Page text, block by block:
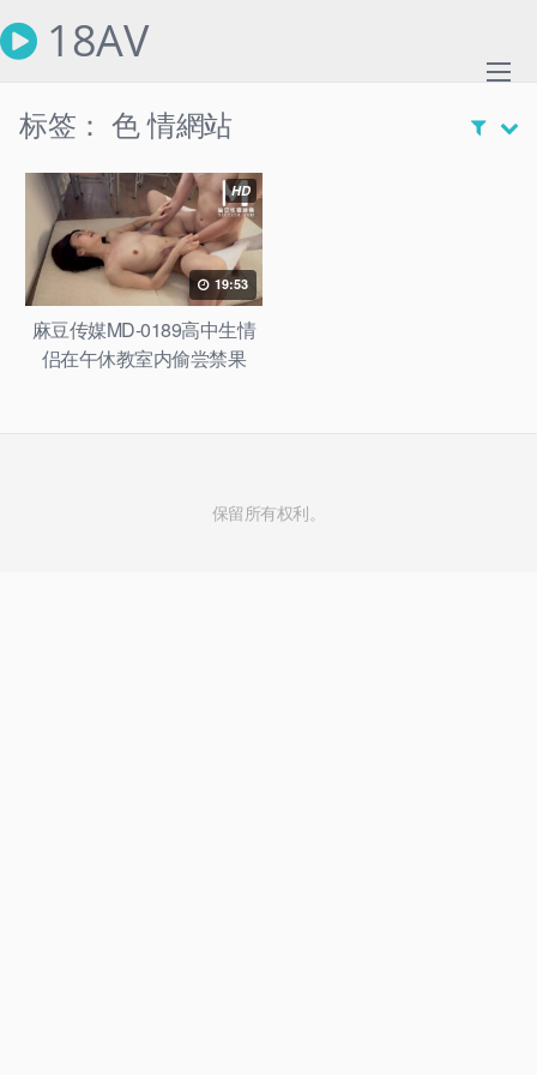
to
18AV
标签： 色 情網站
HD
19:53
麻豆传媒MD-0189高中生情
侣在午休教室内偷尝禁果
保留所有权利。